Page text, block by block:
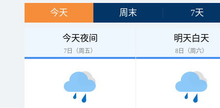
今天 周末 7天
今天夜间
7日（周五）
明天白天
8日（周六）